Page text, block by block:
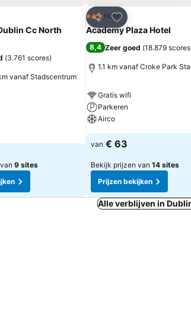
aan favorieten
Cc North
(3.761 scores)
vanaf Stadscentrum
9 sites
Delen
Toevoegen aan
3 Sterren
Hotel
Academy Plaza Hotel
8,4 Zeer goed (18.879 scores
1.1 km vanaf Croke Park
Gratis wifi
Parkeren
Airco
van € 63
Bekijk prijzen van 14 sites
Prijzen bekijken
Alle verblijven in